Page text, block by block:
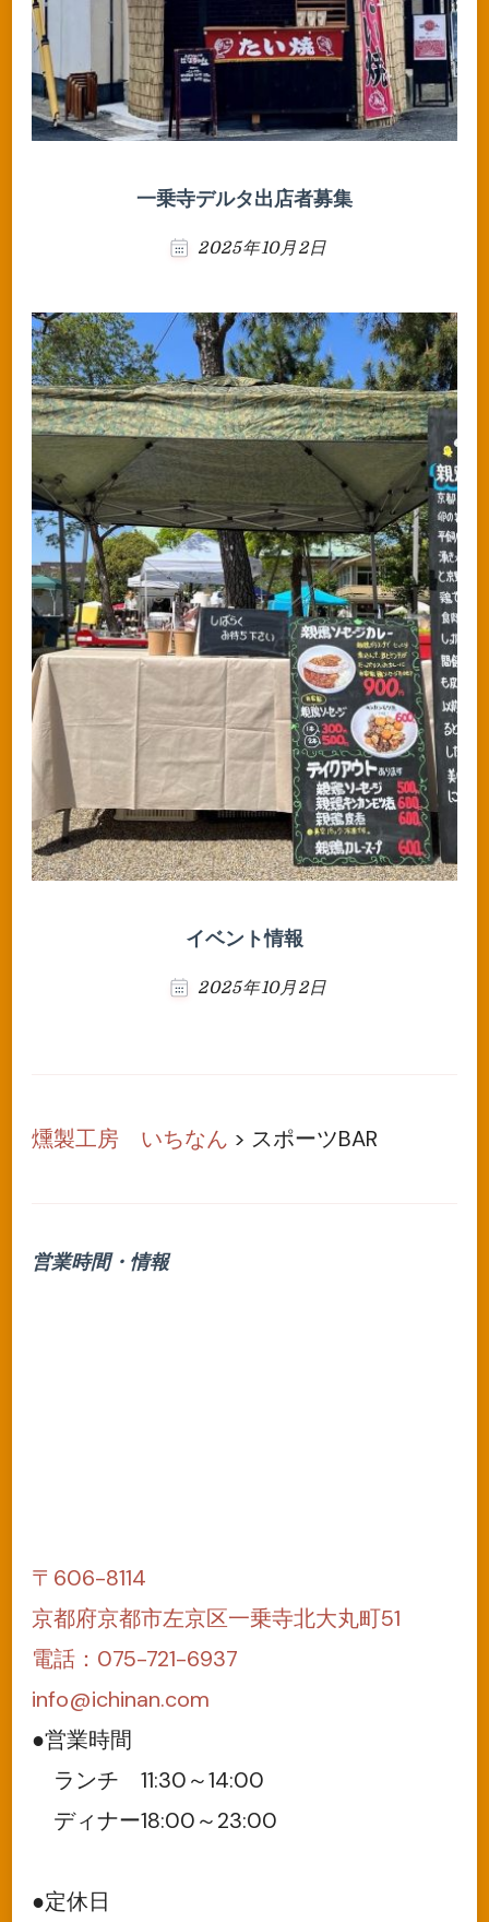
一乗寺デルタ出店者募集
2025年10月2日
イベント情報
2025年10月2日
燻製工房 いちなん > スポーツBAR
営業時間・情報
〒606-8114
京都府京都市左京区一乗寺北大丸町51
電話：075-721-6937
info@ichinan.com
●営業時間
ランチ 11:30～14:00
ディナー18:00～23:00
●定休日